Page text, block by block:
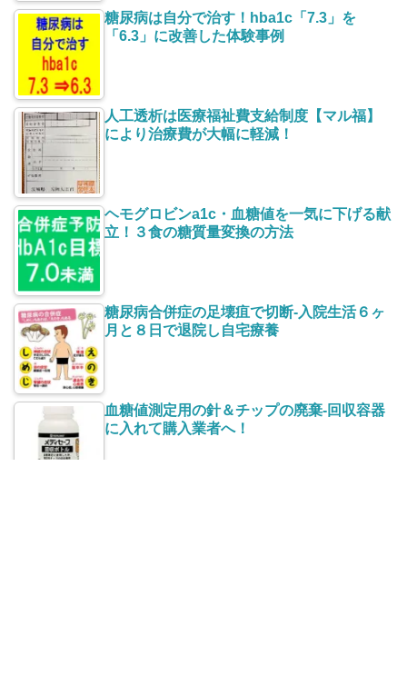
糖尿病は自分で治す！hba1c「7.3」を
「6.3」に改善した体験事例
人工透析は医療福祉費支給制度【マル福】
により治療費が大幅に軽減！
ヘモグロビンa1c・血糖値を一気に下げる献
立！３食の糖質量変換の方法
糖尿病合併症の足壊疽で切断-入院生活６ヶ
月と８日で退院し自宅療養
血糖値測定用の針＆チップの廃棄-回収容器
に入れて購入業者へ！